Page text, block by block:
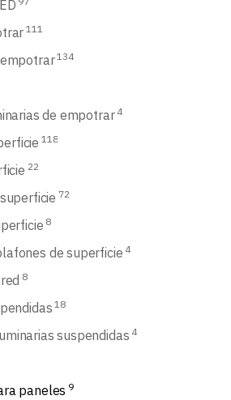
111
134
de empotrar 4
118
22
72
8
de superficie 4
8
18
suspendidas 4
paneles 9